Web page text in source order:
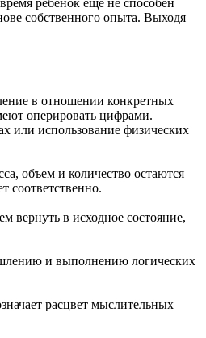
собственного опыта. Выходя
в отношении конкретных
оперировать цифрами.
или использование физических
объем и количество остаются
соответственно.
вернуть в исходное состояние,
и выполнению логических
расцвет мыслительных